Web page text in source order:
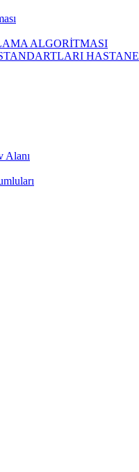
ALGORİTMASI
HASTANE
Alanı